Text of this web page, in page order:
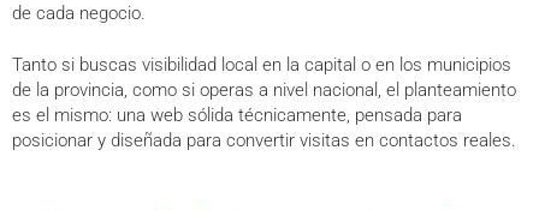
de cada negocio.
Tanto si buscas visibilidad local en la capital o en los municipios
de la provincia, como si operas a nivel nacional, el planteamiento
es el mismo: una web sólida técnicamente, pensada para
posicionar y diseñada para convertir visitas en contactos reales.